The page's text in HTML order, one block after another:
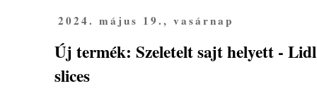
2024. május 19., vasárnap
Új termék: Szeletelt sajt helyett -
slices